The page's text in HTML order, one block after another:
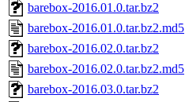
barebox-2016.01.0.tar.bz2
barebox-2016.01.0.tar.bz2.md5
barebox-2016.02.0.tar.bz2
barebox-2016.02.0.tar.bz2.md5
barebox-2016.03.0.tar.bz2